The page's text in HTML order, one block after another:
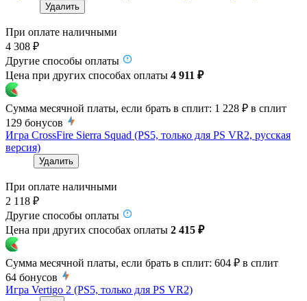
Удалить
При оплате наличными
4 308 ₽
Другие способы оплаты
Цена при других способах оплаты 4 911 ₽
Сумма месячной платы, если брать в сплит: 1 228 ₽ в сплит
129 бонусов
Игра CrossFire Sierra Squad (PS5, только для PS VR2, русская
версия)
Удалить
При оплате наличными
2 118 ₽
Другие способы оплаты
Цена при других способах оплаты 2 415 ₽
Сумма месячной платы, если брать в сплит: 604 ₽ в сплит
64 бонусов
Игра Vertigo 2 (PS5, только для PS VR2)